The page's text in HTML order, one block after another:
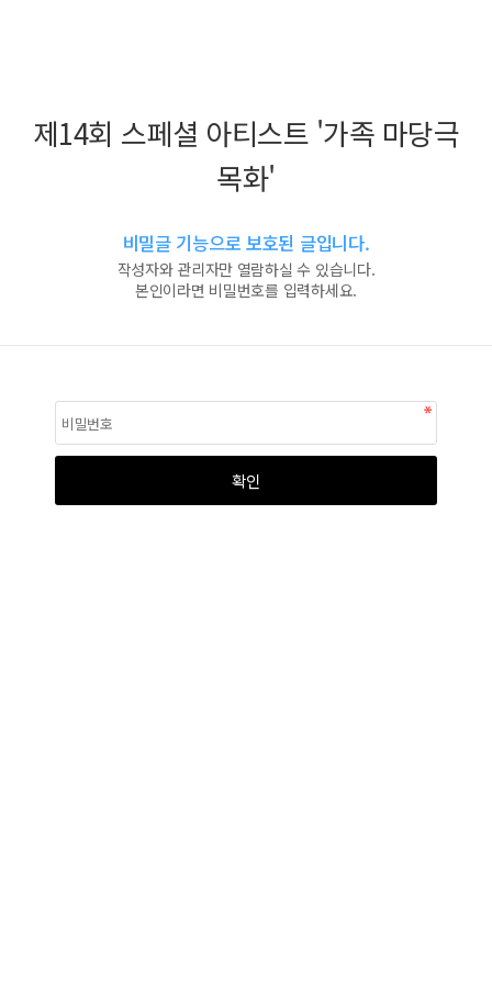
제14회 스페셜 아티스트 '가족 마당극
목화'
비밀글 기능으로 보호된 글입니다.
작성자와 관리자만 열람하실 수 있습니다.
본인이라면 비밀번호를 입력하세요.